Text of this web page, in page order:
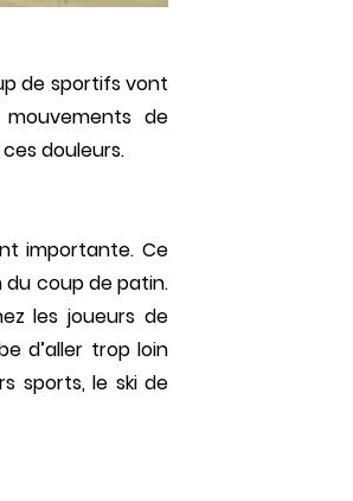
de sportifs vont
de
douleurs.
importante. Ce
du coup de patin.
les joueurs de
d’aller trop loin
sports, le ski de